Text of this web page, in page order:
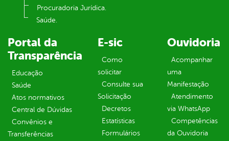
Procuradoria Jurídica.
Saúde.
Portal da
Transparência
Educação
Saúde
Atos normativos
Central de Dúvidas
Convênios e
Transferências
E-sic
Como
solicitar
Consulte sua
Solicitação
Decretos
Estatísticas
Formulários
Ouvidoria
Acompanhar
uma
Manifestação
Atendimento
via WhatsApp
Competências
da Ouvidoria